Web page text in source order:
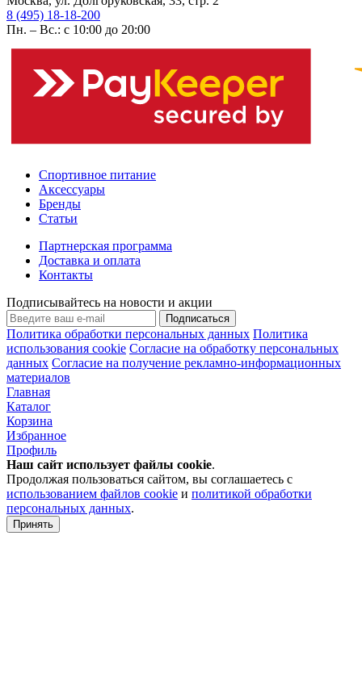
8 (495) 18-18-200
Пн. – Вс.: с 10:00 до 20:00
Спортивное питание
Аксессуары
Бренды
Статьи
Партнерская программа
Доставка и оплата
Контакты
Подписывайтесь на новости и акции
Подписаться
Политика обработки персональных данных Политика
использования cookie Согласие на обработку персональных
данных Согласие на получение рекламно-информационных
материалов
Главная
Каталог
Корзина
Избранное
Профиль
Наш сайт использует файлы cookie.
Продолжая пользоваться сайтом, вы соглашаетесь с
использованием файлов cookie и политикой обработки
персональных данных.
Принять